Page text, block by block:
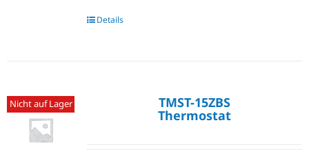
Details
Nicht auf Lager TMST-15ZBS
Thermostat